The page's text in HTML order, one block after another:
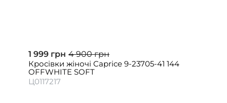
1 999 грн 4 900 грн
Кросівки жіночі Caprice 9-23705-41 144
OFFWHITE SOFT
Ц0117217